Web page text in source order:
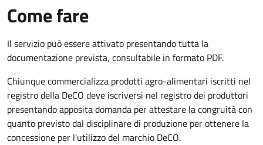
Come fare
Il servizio può essere attivato presentando tutta la
documentazione prevista, consultabile in formato PDF.
Chiunque commercializza prodotti agro-alimentari iscritti nel
registro della DeCO deve iscriversi nel registro dei produttori
presentando apposita domanda per attestare la congruità con
quanto previsto dal disciplinare di produzione per ottenere la
concessione per l'utilizzo del marchio DeCO.